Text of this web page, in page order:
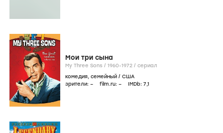
Мои три сына
My Three Sons / 1960-1972 / сериал
комедия, семейный / США
зрители: – film.ru: – IMDb: 7,1